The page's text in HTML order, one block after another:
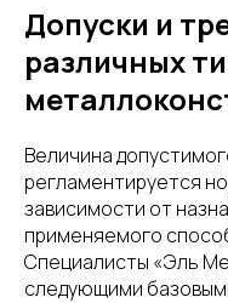
Допуски и
различных
Величина
регламентируется
зависимости от
применяемого
Специалисты «Эль
следующими